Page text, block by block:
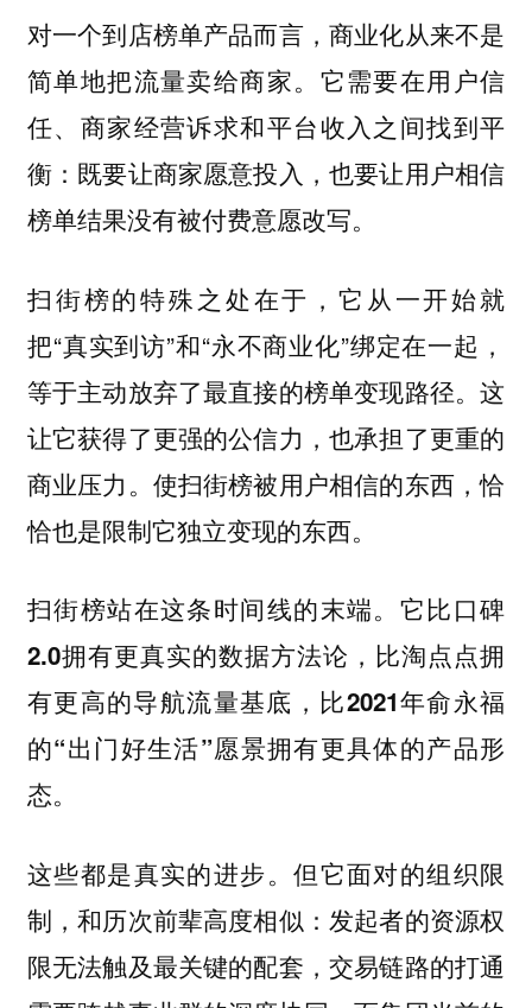
对一个到店榜单产品而言，商业化从来不是
简单地把流量卖给商家。它需要在用户信
任、商家经营诉求和平台收入之间找到平
衡：既要让商家愿意投入，也要让用户相信
榜单结果没有被付费意愿改写。
扫街榜的特殊之处在于，它从一开始就
把“真实到访”和“永不商业化”绑定在一起，
等于主动放弃了最直接的榜单变现路径。这
让它获得了更强的公信力，也承担了更重的
商业压力。使扫街榜被用户相信的东西，恰
恰也是限制它独立变现的东西。
扫街榜站在这条时间线的末端。它比口碑
2.0拥有更真实的数据方法论，比淘点点拥
有更高的导航流量基底，比2021年俞永福
的“出门好生活”愿景拥有更具体的产品形
态。
这些都是真实的进步。但它面对的组织限
制，和历次前辈高度相似：发起者的资源权
限无法触及最关键的配套，交易链路的打通